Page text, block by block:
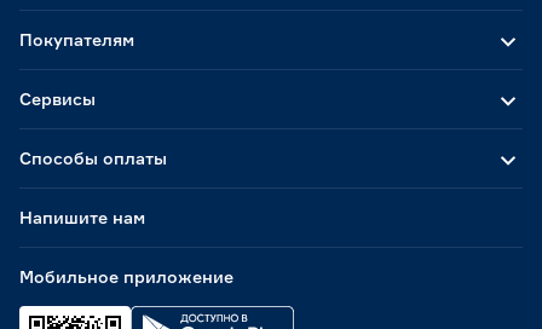
Способы оплаты
Мобильное приложение
Покупателям
Сервисы
Напишите нам